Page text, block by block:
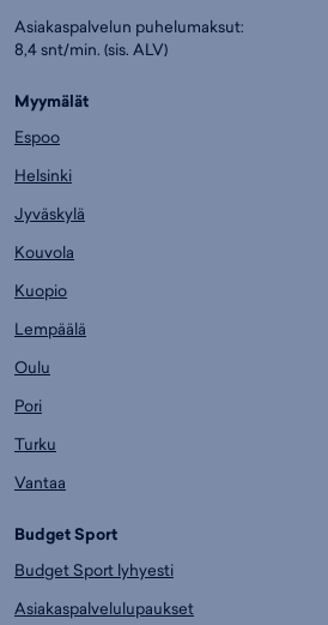
Asiakaspalvelun puhelumaksut:
8,4 snt/min. (sis. ALV)
Myymälät
Espoo
Helsinki
Jyväskylä
Kouvola
Kuopio
Lempäälä
Oulu
Pori
Turku
Vantaa
Budget Sport
Budget Sport lyhyesti
Asiakaspalvelulupaukset